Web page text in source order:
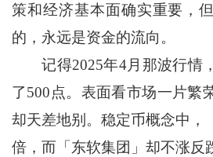
策和经济基本面确实重要，
的，永远是资金的流向。
记得2025年4月那波行情
了500点。表面看市场一片繁
却天差地别。稳定币概念中，
倍，而「东软集团」却不涨反